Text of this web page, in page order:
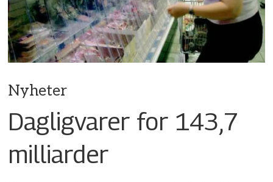
Nyheter
Dagligvarer for 143,7
milliarder